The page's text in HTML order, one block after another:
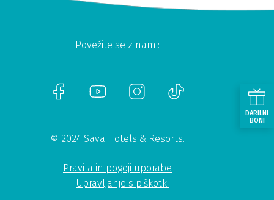
Povežite se z nami:
© 2024 Sava Hotels & Resorts.
Pravila in pogoji uporabe
Upravljanje s piškotki
DARILNI
BONI